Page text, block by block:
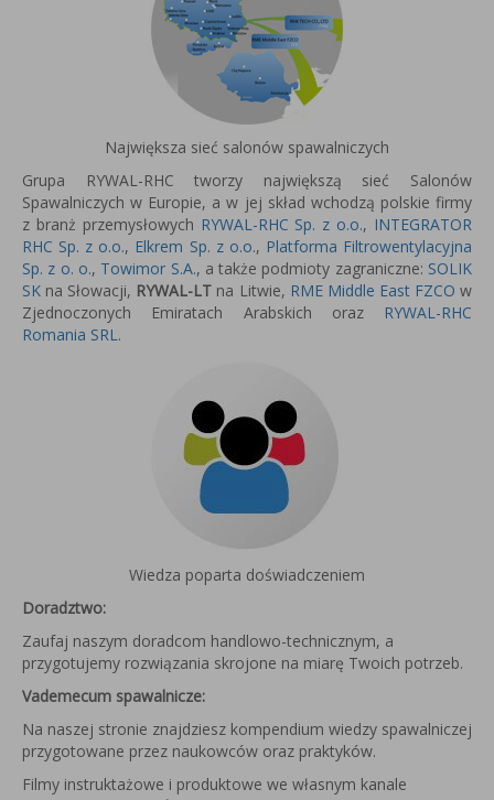
Największa sieć salonów spawalniczych
Grupa RYWAL-RHC tworzy największą sieć Salonów
Spawalniczych w Europie, a w jej skład wchodzą polskie firmy
z branż przemysłowych RYWAL-RHC Sp. z o.o., INTEGRATOR
RHC Sp. z o.o., Elkrem Sp. z o.o., Platforma Filtrowentylacyjna
Sp. z o. o., Towimor S.A., a także podmioty zagraniczne: SOLIK
SK na Słowacji, RYWAL-LT na Litwie, RME Middle East FZCO w
Zjednoczonych Emiratach Arabskich oraz RYWAL-RHC
Romania SRL.
Wiedza poparta doświadczeniem
Doradztwo:
Zaufaj naszym doradcom handlowo-technicznym, a
przygotujemy rozwiązania skrojone na miarę Twoich potrzeb.
Vademecum spawalnicze:
Na naszej stronie znajdziesz kompendium wiedzy spawalniczej
przygotowane przez naukowców oraz praktyków.
Filmy instruktażowe i produktowe we własnym kanale